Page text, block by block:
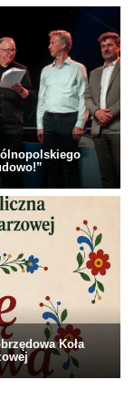
Koła